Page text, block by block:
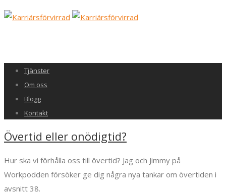
Tjänster
Om oss
Blogg
Kontakt
Övertid eller onödigtid?
Hur ska vi förhålla oss till övertid? Jag och Jimmy på
Workpodden försöker ge dig några nya tankar om övertiden i
avsnitt 38.